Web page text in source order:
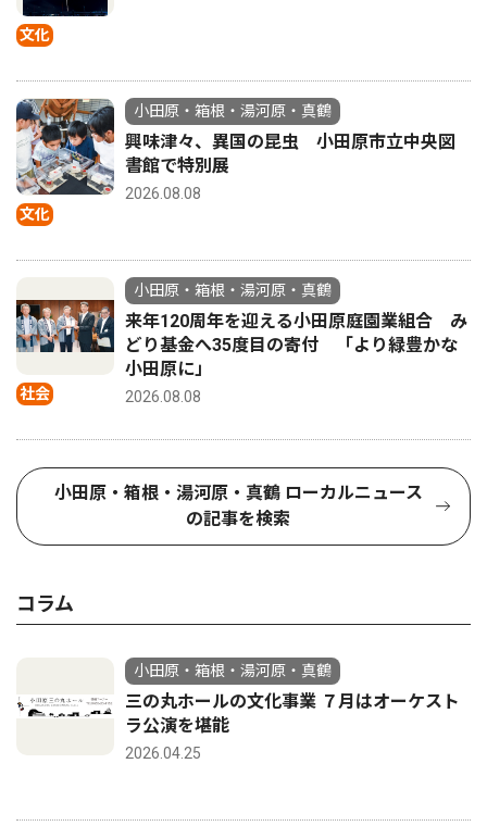
文化
文化
小田原・箱根・湯河原・真鶴
興味津々、異国の昆虫 小田原市立中央図
書館で特別展
2026.08.08
社会
小田原・箱根・湯河原・真鶴
来年120周年を迎える小田原庭園業組合 み
どり基金へ35度目の寄付 「より緑豊かな
小田原に」
2026.08.08
小田原・箱根・湯河原・真鶴 ローカルニュース
の記事を検索
コラム
小田原・箱根・湯河原・真鶴
三の丸ホールの文化事業 ７月はオーケスト
ラ公演を堪能
2026.04.25